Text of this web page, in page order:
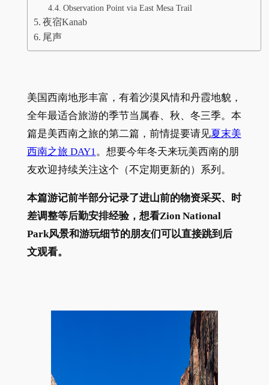
Observation Point via East Mesa Trail
夜宿Kanab
尾声
美国西南地形丰富，有着沙漠风情和丹霞地貌，
全年最适合旅游的季节当属春、秋、冬三季。本
篇是美西南之旅的第二篇，前情提要请见夏末美
西南之旅 DAY1。想要今年冬天来玩美西南的朋
友欢迎持续关注这个（不定期更新的）系列。
本篇游记前半部分记录了进山前的物资采买、时
差调整等后勤安排经验，想看Zion National
Park风景和游玩细节的朋友们可以直接跳到后
文观看。